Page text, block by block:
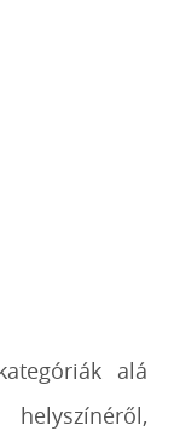
alá